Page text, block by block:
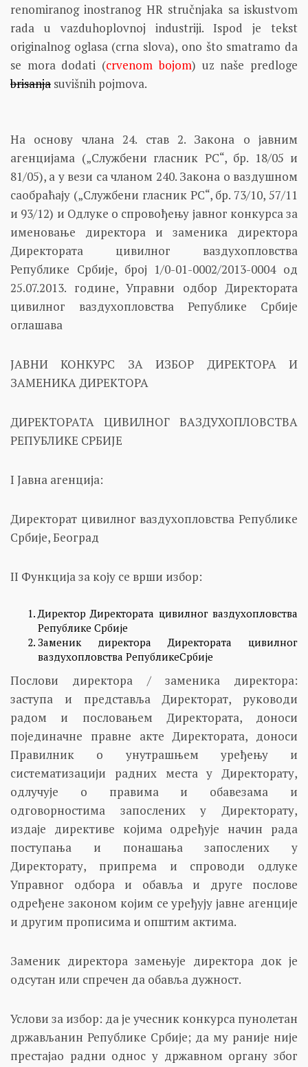
renomiranog inostranog HR stručnjaka sa iskustvom
rada u vazduhoplovnoj industriji. Ispod je tekst
originalnog oglasa (crna slova), ono što smatramo da
se mora dodati (crvenom bojom) uz naše predloge
brisanja suvišnih pojmova.
На основу члана 24. став 2. Закона о јавним
агенцијама („Службени гласник РС“, бр. 18/05 и
81/05), а у вези са чланом 240. Закона о ваздушном
саобраћају („Службени гласник РС“, бр. 73/10, 57/11
и 93/12) и Одлуке о спровођењу јавног конкурса за
именовање директора и заменика директора
Директората цивилног ваздухопловства
Републике Србије, број 1/0-01-0002/2013-0004 од
25.07.2013. године, Управни одбор Директората
цивилног ваздухопловства Републике Србије
оглашава
ЈАВНИ КОНКУРС ЗА ИЗБОР ДИРЕКТОРА И
ЗАМЕНИКА ДИРЕКТОРА
ДИРЕКТОРАТА ЦИВИЛНОГ ВАЗДУХОПЛОВСТВА
РЕПУБЛИКЕ СРБИЈЕ
I Јавна агенција:
Директорат цивилног ваздухопловства Републике
Србије, Београд
II Функција за коју се врши избор:
Директор Директората цивилног ваздухопловства
Републике Србије
Заменик директора Директората цивилног
ваздухопловства РепубликеСрбије
Послови директора / заменика директора:
заступа и представља Директорат, руководи
радом и пословањем Директората, доноси
појединачне правне акте Директората, доноси
Правилник о унутрашњем уређењу и
систематизацији радних места у Директорату,
одлучује о правима и обавезама и
одговорностима запослених у Директорату,
издаје директиве којима одређује начин рада
поступања и понашања запослених у
Директорату, припрема и спроводи одлуке
Управног одбора и обавља и друге послове
одређене законом којим се уређују јавне агенције
и другим прописима и општим актима.
Заменик директора замењује директора док је
одсутан или спречен да обавља дужност.
Услови за избор: да је учесник конкурса пунолетан
држављанин Републике Србије; да му раније није
престајао радни однос у државном органу због